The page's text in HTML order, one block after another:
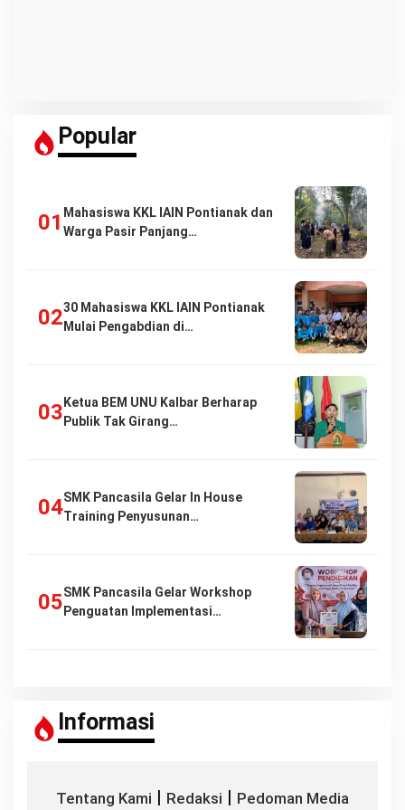
Popular
Mahasiswa KKL IAIN Pontianak dan
Warga Pasir Panjang…
30 Mahasiswa KKL IAIN Pontianak
Mulai Pengabdian di…
Ketua BEM UNU Kalbar Berharap
Publik Tak Girang…
SMK Pancasila Gelar In House
Training Penyusunan…
SMK Pancasila Gelar Workshop
Penguatan Implementasi…
Informasi
Tentang Kami | Redaksi | Pedoman Media